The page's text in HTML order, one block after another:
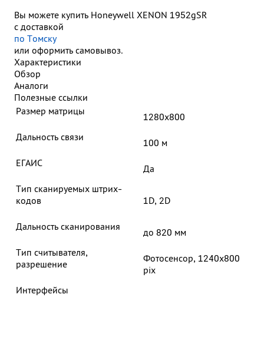
Вы можете купить Honeywell XENON 1952gSR
с доставкой
по Томску
или оформить самовывоз.
Характеристики
Обзор
Аналоги
Полезные ссылки
Размер матрицы
1280х800
Дальность связи
100 м
ЕГАИС
Да
Тип сканируемых штрих-
кодов
1D, 2D
Дальность сканирования
до 820 мм
Тип считывателя,
разрешение
Фотосенсор, 1240x800
pix
Интерфейсы